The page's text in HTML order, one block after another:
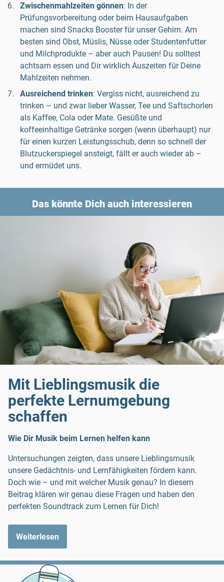
Zwischenmahlzeiten gönnen: In der
Prüfungsvorbereitung oder beim Hausaufgaben
machen sind Snacks Booster für unser Gehirn. Am
besten sind Obst, Müslis, Nüsse oder Studentenfutter
und Milchprodukte – aber auch Pausen! Du solltest
achtsam essen und Dir wirklich Auszeiten für Deine
Mahlzeiten nehmen.
Ausreichend trinken: Vergiss nicht, ausreichend zu
trinken – und zwar lieber Wasser, Tee und Saftschorlen
als Kaffee, Cola oder Mate. Gesüßte und
koffeeinhaltige Getränke sorgen (wenn überhaupt) nur
für einen kurzen Leistungsschub, denn so schnell der
Blutzuckerspiegel ansteigt, fällt er auch wieder ab –
und ermüdet uns.
Das könnte Dich auch interessieren
Mit Lieblingsmusik die
perfekte Lernumgebung
schaffen
Wie Dir Musik beim Lernen helfen kann
Untersuchungen zeigten, dass unsere Lieblingsmusik
unsere Gedächtnis- und Lernfähigkeiten fördern kann.
Doch wie – und mit welcher Musik genau? In diesem
Beitrag klären wir genau diese Fragen und haben den
perfekten Soundtrack zum Lernen für Dich!
Weiterlesen